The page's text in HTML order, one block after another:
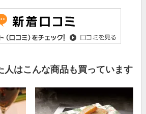
人はこんな商品も買っています